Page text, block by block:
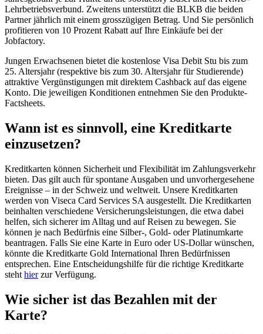
Lehrbetriebsverbund. Zweitens unterstützt die BLKB die beiden
Partner jährlich mit einem grosszügigen Betrag. Und Sie persönlich
profitieren von 10 Prozent Rabatt auf Ihre Einkäufe bei der
Jobfactory.
Jungen Erwachsenen bietet die kostenlose Visa Debit Stu bis zum
25. Altersjahr (respektive bis zum 30. Altersjahr für Studierende)
attraktive Vergünstigungen mit direktem Cashback auf das eigene
Konto. Die jeweiligen Konditionen entnehmen Sie den Produkte-
Factsheets.
Wann ist es sinnvoll, eine Kreditkarte
einzusetzen?
Kreditkarten können Sicherheit und Flexibilität im Zahlungsverkehr
bieten. Das gilt auch für spontane Ausgaben und unvorhergesehene
Ereignisse – in der Schweiz und weltweit. Unsere Kreditkarten
werden von Viseca Card Services SA ausgestellt. Die Kreditkarten
beinhalten verschiedene Versicherungsleistungen, die etwa dabei
helfen, sich sicherer im Alltag und auf Reisen zu bewegen. Sie
können je nach Bedürfnis eine Silber-, Gold- oder Platinumkarte
beantragen. Falls Sie eine Karte in Euro oder US-Dollar wünschen,
könnte die Kreditkarte Gold International Ihren Bedürfnissen
entsprechen. Eine Entscheidungshilfe für die richtige Kreditkarte
steht hierzur Verfügung.
Wie sicher ist das Bezahlen mit der
Karte?